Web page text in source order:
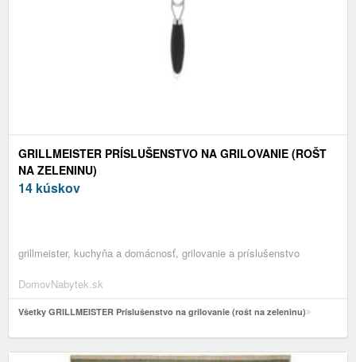
GRILLMEISTER PRÍSLUŠENSTVO NA GRILOVANIE (ROŠT
NA ZELENINU)
14 kúskov
grillmeister, kuchyňa a domácnosť, grilovanie a príslušenstvo
DomovNabytek.sk
Všetky GRILLMEISTER Príslušenstvo na grilovanie (rošt na zeleninu)